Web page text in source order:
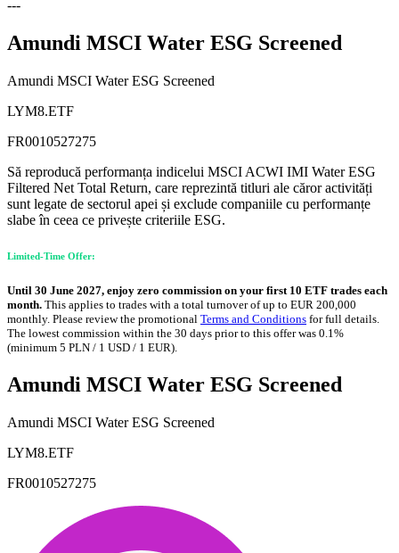
---
Amundi MSCI Water ESG Screened
Amundi MSCI Water ESG Screened
LYM8.ETF
FR0010527275
Să reproducă performanța indicelui MSCI ACWI IMI Water ESG
Filtered Net Total Return, care reprezintă titluri ale căror activități
sunt legate de sectorul apei și exclude companiile cu performanțe
slabe în ceea ce privește criteriile ESG.
Limited-Time Offer:
Until 30 June 2027, enjoy zero commission on your first 10 ETF trades each
month. This applies to trades with a total turnover of up to EUR 200,000
monthly. Please review the promotional Terms and Conditions for full details.
The lowest commission within the 30 days prior to this offer was 0.1%
(minimum 5 PLN / 1 USD / 1 EUR).
Amundi MSCI Water ESG Screened
Amundi MSCI Water ESG Screened
LYM8.ETF
FR0010527275